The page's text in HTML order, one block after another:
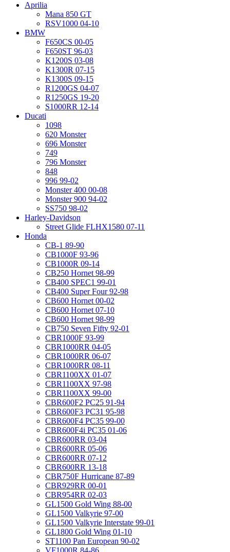
Aprilia
Mana 850 GT
RSV1000 04-10
BMW
F650CS 00-05
F650ST 96-03
K1200S 03-08
K1300R 07-15
K1300S 09-15
R1200GS 04-07
R1250GS 19-20
S1000RR 12-14
Ducati
1098
620 Monster
696 Monster
749
796 Monster
848
996 99-02
Monster 400 00-08
Monster 900 94-02
SS750 98-02
Harley-Davidson
Street Glide FLHX1580 07-11
Honda
CB-1 89-90
CB1000F 93-96
CB1000R 09-14
CB250 Hornet 98-99
CB400 SPEC1 99-01
CB400 Super Four 92-98
CB600 Hornet 00-02
CB600 Hornet 07-10
CB600 Hornet 98-99
CB750 Seven Fifty 92-01
CBR1000F 93-99
CBR1000RR 04-05
CBR1000RR 06-07
CBR1000RR 08-11
CBR1100XX 01-07
CBR1100XX 97-98
CBR1100XX 99-00
CBR600F2 PC25 91-94
CBR600F3 PC31 95-98
CBR600F4 PC35 99-00
CBR600F4i PC35 01-06
CBR600RR 03-04
CBR600RR 05-06
CBR600RR 07-12
CBR600RR 13-18
CBR750F Hurricane 87-89
CBR929RR 00-01
CBR954RR 02-03
GL1500 Gold Wing 88-00
GL1500 Valkyrie 97-00
GL1500 Valkyrie Interstate 99-01
GL1800 Gold Wing 01-10
ST1100 Pan European 90-02